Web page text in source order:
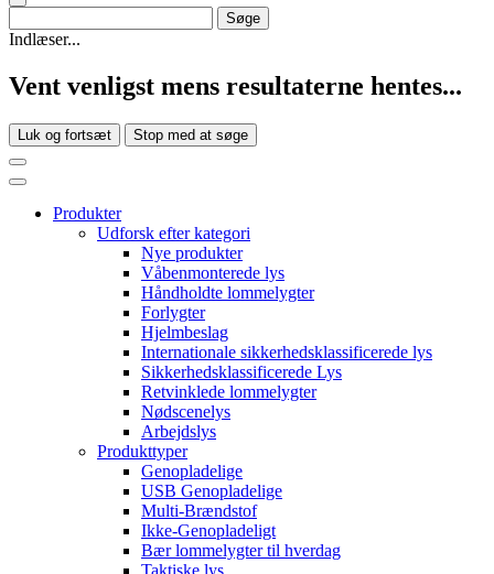
Indlæser...
Vent venligst mens resultaterne hentes...
Luk og fortsæt Stop med at søge
Produkter
Udforsk efter kategori
Nye produkter
Våbenmonterede lys
Håndholdte lommelygter
Forlygter
Hjelmbeslag
Internationale sikkerhedsklassificerede lys
Sikkerhedsklassificerede Lys
Retvinklede lommelygter
Nødscenelys
Arbejdslys
Produkttyper
Genopladelige
USB Genopladelige
Multi-Brændstof
Ikke-Genopladeligt
Bær lommelygter til hverdag
Taktiske lys